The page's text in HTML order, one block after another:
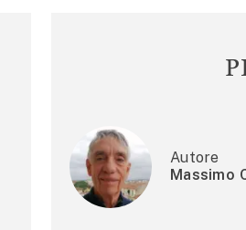
Autore
Massimo